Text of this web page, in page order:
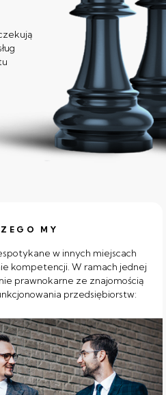
MY
w innych miejscach
kompetencji. W ramach jednej
prawnokarne ze znajomością
przedsiębiorstw: